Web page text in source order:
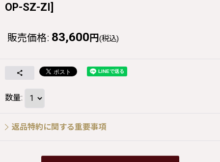
OP-SZ-ZI]
販売価格: 83,600 円 (税込)
数量:
返品特約に関する重要事項